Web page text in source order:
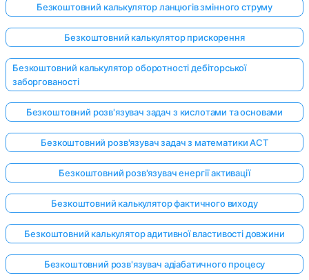
Безкоштовний калькулятор ланцюгів змінного струму
Безкоштовний калькулятор прискорення
Безкоштовний калькулятор оборотності дебіторської
заборгованості
Безкоштовний розв'язувач задач з кислотами та основами
Безкоштовний розв'язувач задач з математики ACT
Безкоштовний розв'язувач енергії активації
Безкоштовний калькулятор фактичного виходу
Безкоштовний калькулятор адитивної властивості довжини
Безкоштовний розв'язувач адіабатичного процесу